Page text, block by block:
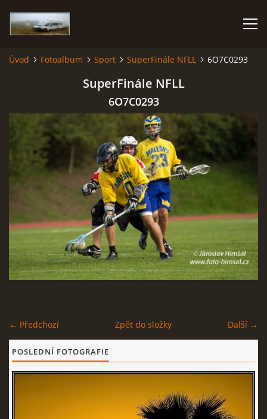
CESTOVÁNÍ
NÁVŠTĚVNÍ KNIHA
Úvod Fotoalbum Sport SuperFinále NFLL 6O7C0293
SuperFinále NFLL
6O7C0293
← Předchozí Další →
Zpět do složky
POSLEDNÍ FOTOGRAFIE